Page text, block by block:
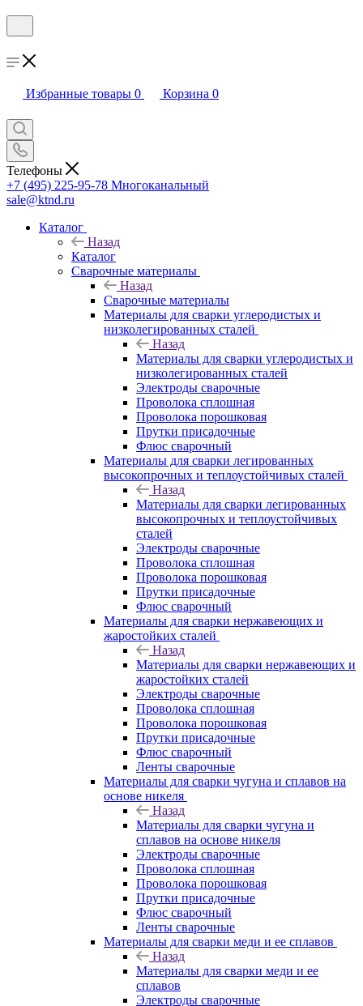
Избранные товары 0 Корзина 0
Телефоны
+7 (495) 225-95-78 Многоканальный
sale@ktnd.ru
Каталог
Назад
Каталог
Сварочные материалы
Назад
Сварочные материалы
Материалы для сварки углеродистых и
низколегированных сталей
Назад
Материалы для сварки углеродистых и
низколегированных сталей
Электроды сварочные
Проволока сплошная
Проволока порошковая
Прутки присадочные
Флюс сварочный
Материалы для сварки легированных
высокопрочных и теплоустойчивых сталей
Назад
Материалы для сварки легированных
высокопрочных и теплоустойчивых
сталей
Электроды сварочные
Проволока сплошная
Проволока порошковая
Прутки присадочные
Флюс сварочный
Материалы для сварки нержавеющих и
жаростойких сталей
Назад
Материалы для сварки нержавеющих и
жаростойких сталей
Электроды сварочные
Проволока сплошная
Проволока порошковая
Прутки присадочные
Флюс сварочный
Ленты сварочные
Материалы для сварки чугуна и сплавов на
основе никеля
Назад
Материалы для сварки чугуна и
сплавов на основе никеля
Электроды сварочные
Проволока сплошная
Проволока порошковая
Прутки присадочные
Флюс сварочный
Ленты сварочные
Материалы для сварки меди и ее сплавов
Назад
Материалы для сварки меди и ее
сплавов
Электроды сварочные